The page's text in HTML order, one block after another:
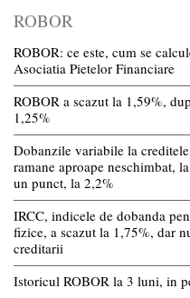
ROBOR
ROBOR: ce este, cum se
Asociatia Pietelor Financiare
ROBOR a scazut la 1,59%,
1,25%
Dobanzile variabile la
ramane aproape neschimbat,
un punct, la 2,2%
IRCC, indicele de dobanda
fizice, a scazut la 1,75%, dar
creditarii
Istoricul ROBOR la 3 luni, in